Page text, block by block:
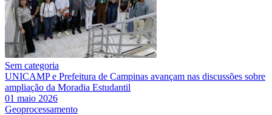
Sem categoria
UNICAMP e Prefeitura de Campinas avançam nas discussões sobre
ampliação da Moradia Estudantil
01 maio 2026
Geoprocessamento